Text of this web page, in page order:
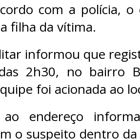
com a polícia, o
filha da vítima.
informou que
2h30, no bairro
foi acionada ao
ao endereço
o suspeito dentro